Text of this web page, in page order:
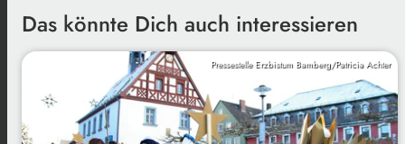
Das könnte Dich auch interessieren
Pressestelle Erzbistum Bamberg/Patricia Achter